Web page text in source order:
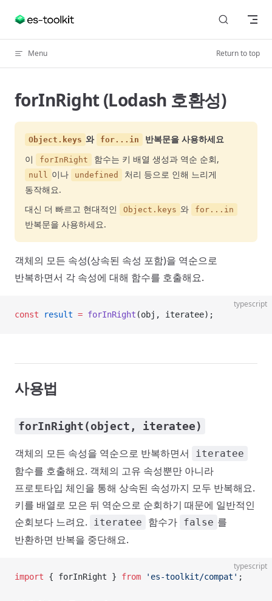
Skip to content
Menu Return to top
forInRight (Lodash 호환성)
Object.keys 와 for...in
반복문을 사용하세요
이
forInRight 함수는 키 배열 생성과 역순 순회,
null 이나 undefined
처리 등으로 인해 느리게
동작해요.
대신 더 빠르고 현대적인
Object.keys 와 for...in
반복문을 사용하세요.
객체의 모든 속성(상속된 속성 포함)을 역순으로
반복하면서 각 속성에 대해 함수를 호출해요.
typescript
const result = forInRight (obj, iteratee);
사용법
forInRight(object, iteratee)
객체의 모든 속성을 역순으로 반복하면서 iteratee
함수를 호출해요. 객체의 고유 속성뿐만 아니라
프로토타입 체인을 통해 상속된 속성까지 모두 반복해요.
키를 배열로 모은 뒤 역순으로 순회하기 때문에 일반적인
순회보다 느려요.
iteratee 함수가 false 를
반환하면 반복을 중단해요.
typescript
import { forInRight } from 'es-toolkit/compat' ;